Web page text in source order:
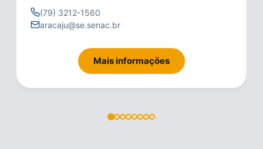
(79) 3212-1560
aracaju@se.senac.br
Mais informações